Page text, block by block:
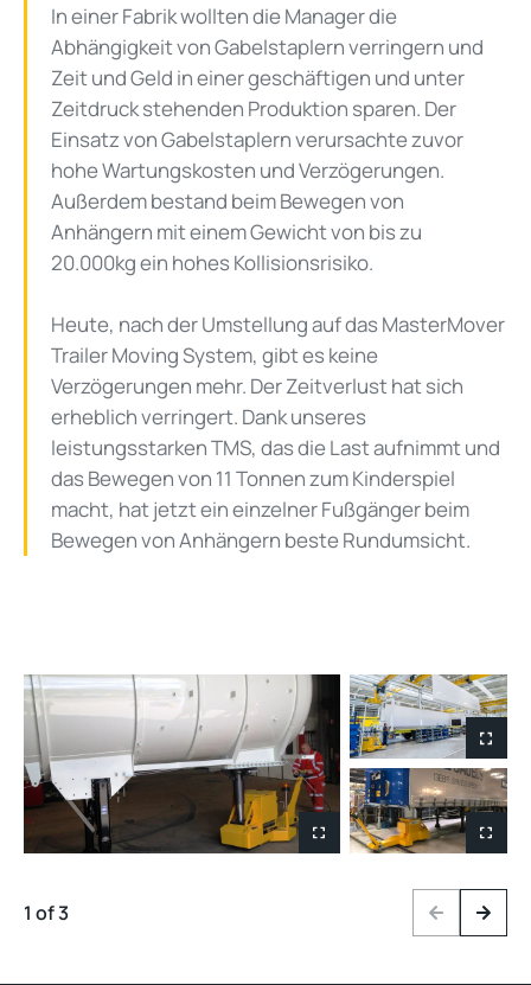
In einer Fabrik wollten die Manager die
Abhängigkeit von Gabelstaplern verringern und
Zeit und Geld in einer geschäftigen und unter
Zeitdruck stehenden Produktion sparen. Der
Einsatz von Gabelstaplern verursachte zuvor
hohe Wartungskosten und Verzögerungen.
Außerdem bestand beim Bewegen von
Anhängern mit einem Gewicht von bis zu
20.000kg ein hohes Kollisionsrisiko.
Heute, nach der Umstellung auf das MasterMover
Trailer Moving System, gibt es keine
Verzögerungen mehr. Der Zeitverlust hat sich
erheblich verringert. Dank unseres
leistungsstarken TMS, das die Last aufnimmt und
das Bewegen von 11 Tonnen zum Kinderspiel
macht, hat jetzt ein einzelner Fußgänger beim
Bewegen von Anhängern beste Rundumsicht.
1 of 3 PreviousNext